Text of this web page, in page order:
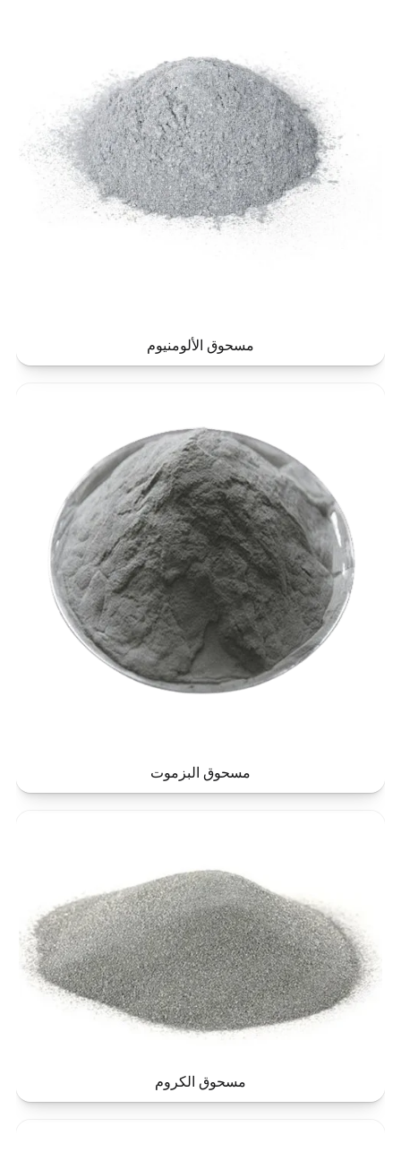
مسحوق الألومنيوم
مسحوق البزموت
مسحوق الكروم